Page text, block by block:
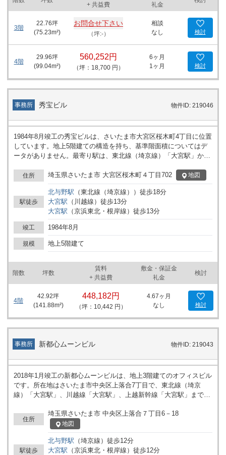
+ 共益費
礼金
3階
22.76坪
(75.23m²)
お問合せ下さい
（坪:-）
相談
なし
検討
4階
29.96坪
(99.04m²)
560,252円
（坪：18,700 円）
6ヶ月
1ヶ月
検討
事務所 秀宝ビル 物件ID: 219046
1984年8月竣工の秀宝ビルは、さいたま市大宮区桜木町4丁目に位置
しています。地上5階建ての構造を持ち、基準階面積についてはデ
ータがありません。最寄り駅は、東北線（埼京線）「大宮駅」から
「大宮駅」から徒歩13分と、複数路線の大宮駅が利用可能です。
住所 埼玉県さいたま市 大宮区桜木町４丁目702 地図
駅徒歩
北与野駅 （東北線（埼京線） ） 徒歩18分
大宮駅 （ 川越線 ） 徒歩13分
大宮駅 （京浜東北・根岸線 ） 徒歩13分
竣工 1984年8月
規模 地上5階建て
階数 坪数
賃料
+ 共益費
敷金・保証金
礼金
検討
4階
42.92坪
(141.88m²)
448,182円
（坪：10,442 円）
4.67ヶ月
なし
検討
事務所 新都心ムーンビル 物件ID: 219043
2018年1月竣工の新都心ムーンビルは、地上3階建てのオフィスビル
です。所在地はさいたま市中央区上落合7丁目で、東北線（埼京
線）「大宮駅」、川越線「大宮駅」、上越新幹線「大宮駅」まで徒
住所
埼玉県さいたま市 中央区上落合７丁目6－18
地図
駅徒歩
北与野駅 （埼京線 ） 徒歩12分
大宮駅 （京浜東北・根岸線 ） 徒歩12分